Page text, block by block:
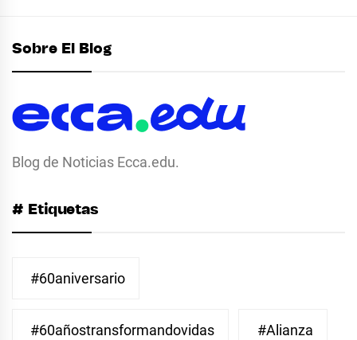
Sobre El Blog
Blog de Noticias Ecca.edu.
# Etiquetas
#60aniversario
#60añostransformandovidas #Alianza